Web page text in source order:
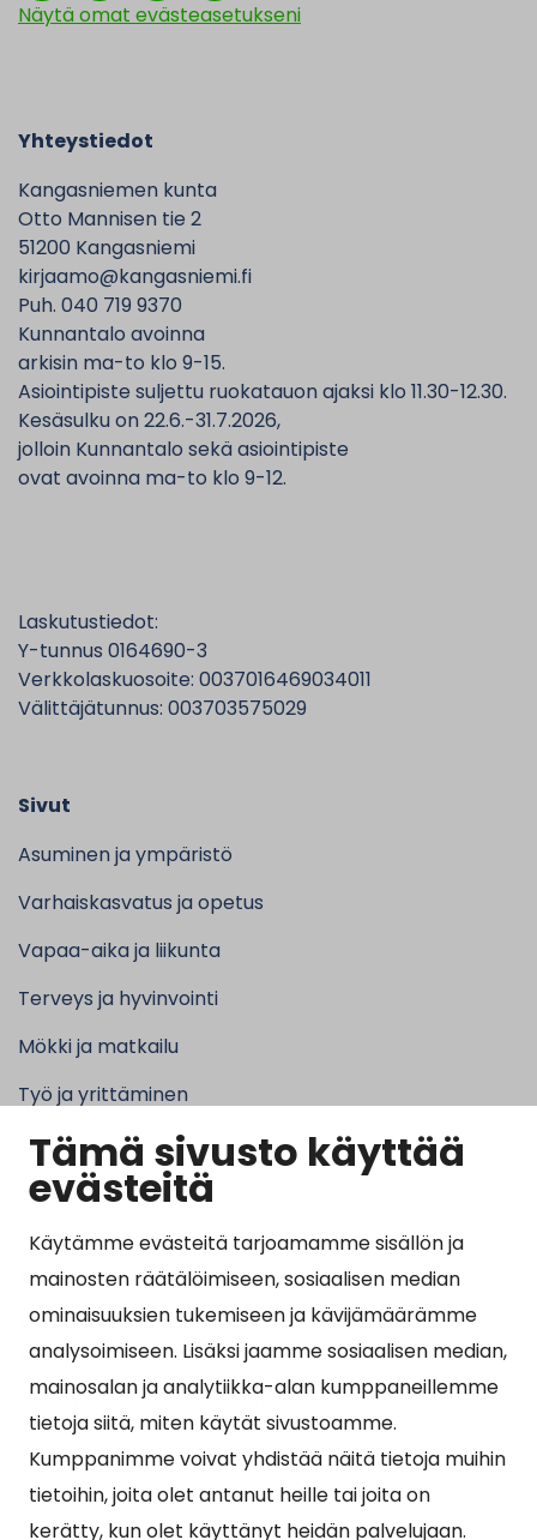
Tämä sivusto käyttää
evästeitä
Käytämme evästeitä tarjoamamme sisällön ja
mainosten räätälöimiseen, sosiaalisen median
ominaisuuksien tukemiseen ja kävijämäärämme
analysoimiseen. Lisäksi jaamme sosiaalisen median,
mainosalan ja analytiikka-alan kumppaneillemme
tietoja siitä, miten käytät sivustoamme.
Kumppanimme voivat yhdistää näitä tietoja muihin
tietoihin, joita olet antanut heille tai joita on
kerätty, kun olet käyttänyt heidän palvelujaan.
Näytä omat evästeasetukseni
Yhteystiedot
Kangasniemen kunta
Otto Mannisen tie 2
51200 Kangasniemi
kirjaamo@kangasniemi.fi
Puh. 040 719 9370
Kunnantalo avoinna
arkisin ma-to klo 9-15.
Asiointipiste suljettu ruokatauon ajaksi klo 11.30-12.30.
Kesäsulku on 22.6.-31.7.2026,
jolloin Kunnantalo sekä asiointipiste
ovat avoinna ma-to klo 9-12.
Laskutustiedot:
Y-tunnus 0164690-3
Verkkolaskuosoite: 0037016469034011
Välittäjätunnus: 003703575029
Sivut
Asuminen ja ympäristö
Varhaiskasvatus ja opetus
Vapaa-aika ja liikunta
Terveys ja hyvinvointi
Mökki ja matkailu
Työ ja yrittäminen
Kunta ja hallinto
Suosituimmat sivut
Esityslistat, pöytäkirjat, viranhaltijapäätökset ja
kuulutukset
Tietoa ja ohjeistusta koronavirukseen liittyen
Asiointipiste
Sähköinen asiointi